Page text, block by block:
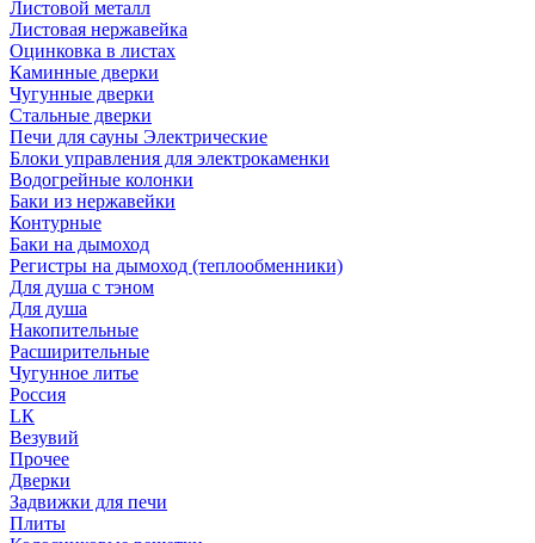
Листовой металл
Листовая нержавейка
Оцинковка в листах
Каминные дверки
Чугунные дверки
Стальные дверки
Печи для сауны Электрические
Блоки управления для электрокаменки
Водогрейные колонки
Баки из нержавейки
Контурные
Баки на дымоход
Регистры на дымоход (теплообменники)
Для душа с тэном
Для душа
Накопительные
Расширительные
Чугунное литье
Россия
LК
Везувий
Прочее
Дверки
Задвижки для печи
Плиты